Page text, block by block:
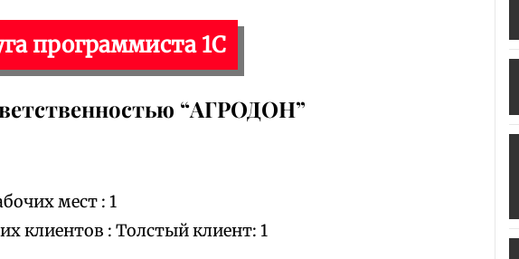
программиста 1С
“АГРОДОН”
мест : 1
клиентов : Толстый клиент: 1